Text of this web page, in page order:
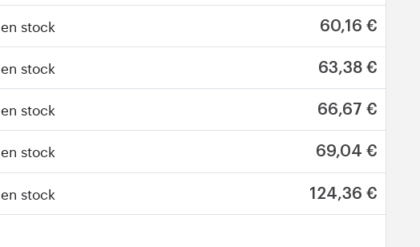
en stock 60,16 €
en stock 63,38 €
en stock 66,67 €
en stock 69,04 €
en stock 124,36 €